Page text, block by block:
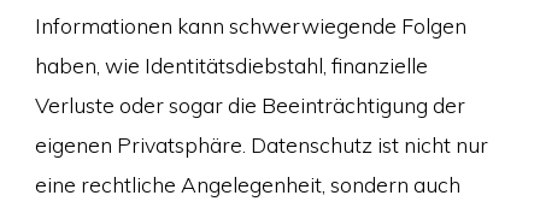
Informationen kann schwerwiegende Folgen
haben, wie Identitätsdiebstahl, finanzielle
Verluste oder sogar die Beeinträchtigung der
eigenen Privatsphäre. Datenschutz ist nicht nur
eine rechtliche Angelegenheit, sondern auch